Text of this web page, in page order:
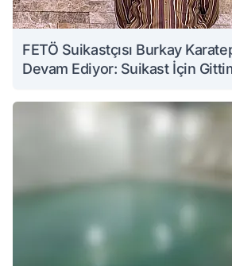
FETÖ Suikastçısı Burkay
Devam Ediyor: Suikast İçin